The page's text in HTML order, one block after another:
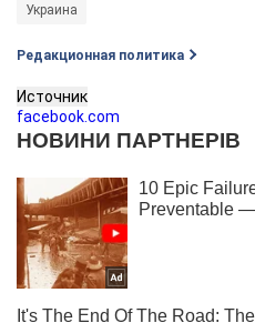
Украина
Редакционная политика
Источник
facebook.com